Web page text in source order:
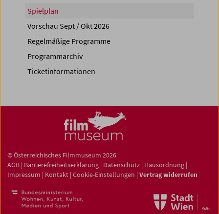
Spielplan
Vorschau Sept / Okt 2026
Regelmäßige Programme
Programmarchiv
Ticketinformationen
© Österreichisches Filmmuseum 2026
AGB | Barrierefreiheitserklärung | Datenschutz | Hausordnung |
Impressum | Kontakt | Cookie-Einstellungen | Vertrag widerrufen